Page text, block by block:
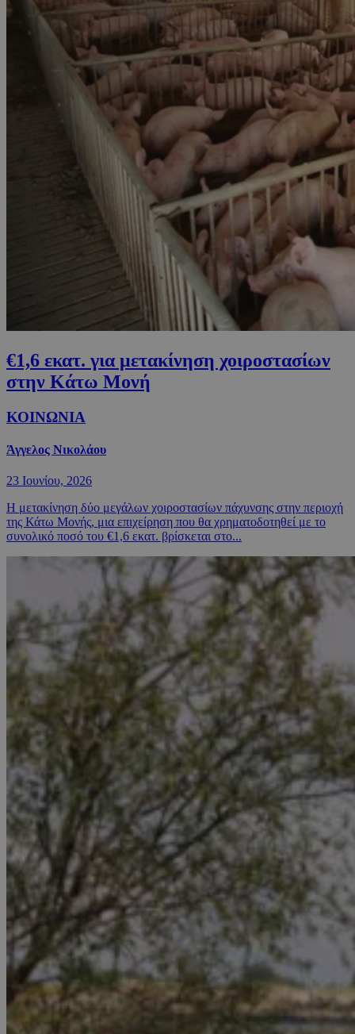
€1,6 εκατ. για μετακίνηση χοιροστασίων
στην Κάτω Μονή
ΚΟΙΝΩΝΙΑ
Άγγελος Νικολάου
23 Ιουνίου, 2026
Η μετακίνηση δύο μεγάλων χοιροστασίων πάχυνσης στην περιοχή
της Κάτω Μονής, μια επιχείρηση που θα χρηματοδοτηθεί με το
συνολικό ποσό του €1,6 εκατ. βρίσκεται στο...